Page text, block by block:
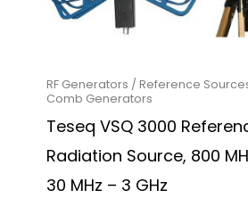
RF Generators / Reference
Comb Generators
Teseq VSQ 3000
Radiation Source, 800
30 MHz – 3 GHz